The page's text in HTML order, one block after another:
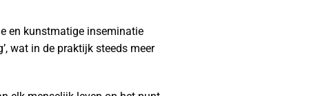
en kunstmatige inseminatie
wat in de praktijk steeds meer